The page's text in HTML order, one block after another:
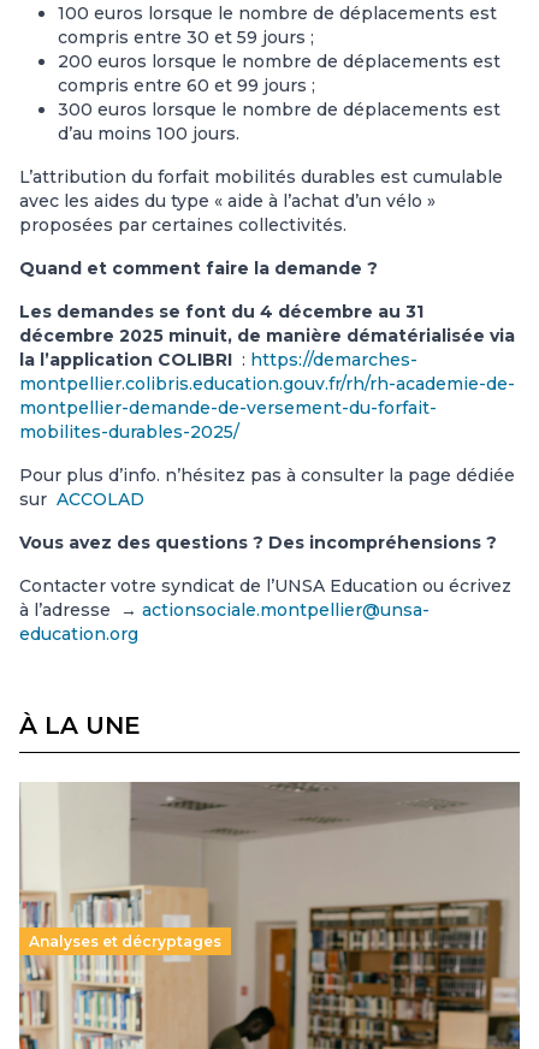
100 euros lorsque le nombre de déplacements est
compris entre 30 et 59 jours ;
200 euros lorsque le nombre de déplacements est
compris entre 60 et 99 jours ;
300 euros lorsque le nombre de déplacements est
d’au moins 100 jours.
L’attribution du forfait mobilités durables est cumulable
avec les aides du type « aide à l’achat d’un vélo »
proposées par certaines collectivités.
Quand et comment faire la demande ?
Les demandes se font du 4 décembre au 31
décembre 2025 minuit, de manière dématérialisée via
la l’application COLIBRI : https://demarches-
montpellier.colibris.education.gouv.fr/rh/rh-academie-de-
montpellier-demande-de-versement-du-forfait-
mobilites-durables-2025/
Pour plus d’info. n’hésitez pas à consulter la page dédiée
sur ACCOLAD
Vous avez des questions ? Des incompréhensions ?
Contacter votre syndicat de l’UNSA Education ou écrivez
à l’adresse → actionsociale.montpellier@unsa-
education.org
À LA UNE
Analyses et décryptages
Supérieur privé : une dérive qui met à mal la
promesse républicaine